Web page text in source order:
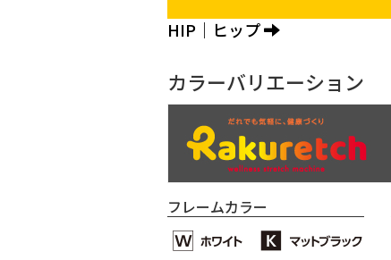
HIP｜ヒップ
カラーバリエーション
フレームカラー